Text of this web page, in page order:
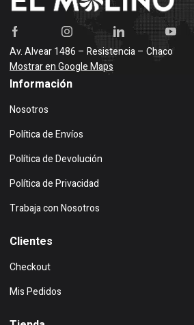
Av. Alvear 1486 – Resistencia – Chaco
Mostrar en Google Maps
Información
Nosotros
Política de Envíos
Política de Devolución
Política de Privacidad
Trabaja con Nosotros
Clientes
Checkout
Mis Pedidos